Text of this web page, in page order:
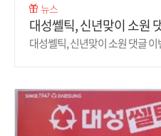
뉴스
대성쎌틱, 신년맞이 소원
대성쎌틱, 신년맞이 소원 댓글 이